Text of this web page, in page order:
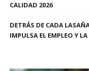
CALIDAD 2026
DETRÁS DE CADA
IMPULSA EL EMPLEO Y